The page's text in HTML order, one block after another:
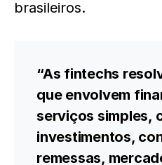
brasileiros.
“As fintechs
que envolvem
serviços simples,
investimentos,
remessas,